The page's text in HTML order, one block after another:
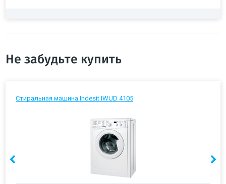
Не забудьте купить
Стиральная машина Indesit IWUD 4105